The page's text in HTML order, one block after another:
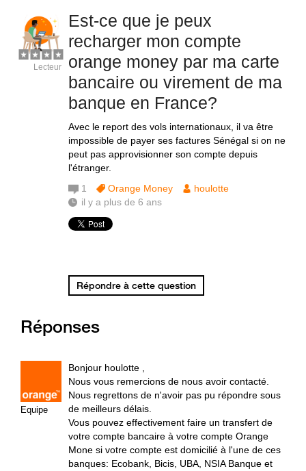
Est-ce que je peux
recharger mon compte
orange money par ma carte
bancaire ou virement de ma
banque en France?
Avec le report des vols internationaux, il va être
impossible de payer ses factures Sénégal si on ne
peut pas approvisionner son compte depuis
l'étranger.
Lecteur
1 Orange Money
houlotte
il y a plus de 6 ans
Répondre à cette question
Réponses
Equipe
Bonjour houlotte ,
Nous vous remercions de nous avoir contacté.
Nous regrettons de n'avoir pas pu répondre sous
de meilleurs délais.
Vous pouvez effectivement faire un transfert de
votre compte bancaire à votre compte Orange
Mone si votre compte est domicilié à l'une de ces
banques: Ecobank, Bicis, UBA, NSIA Banque et